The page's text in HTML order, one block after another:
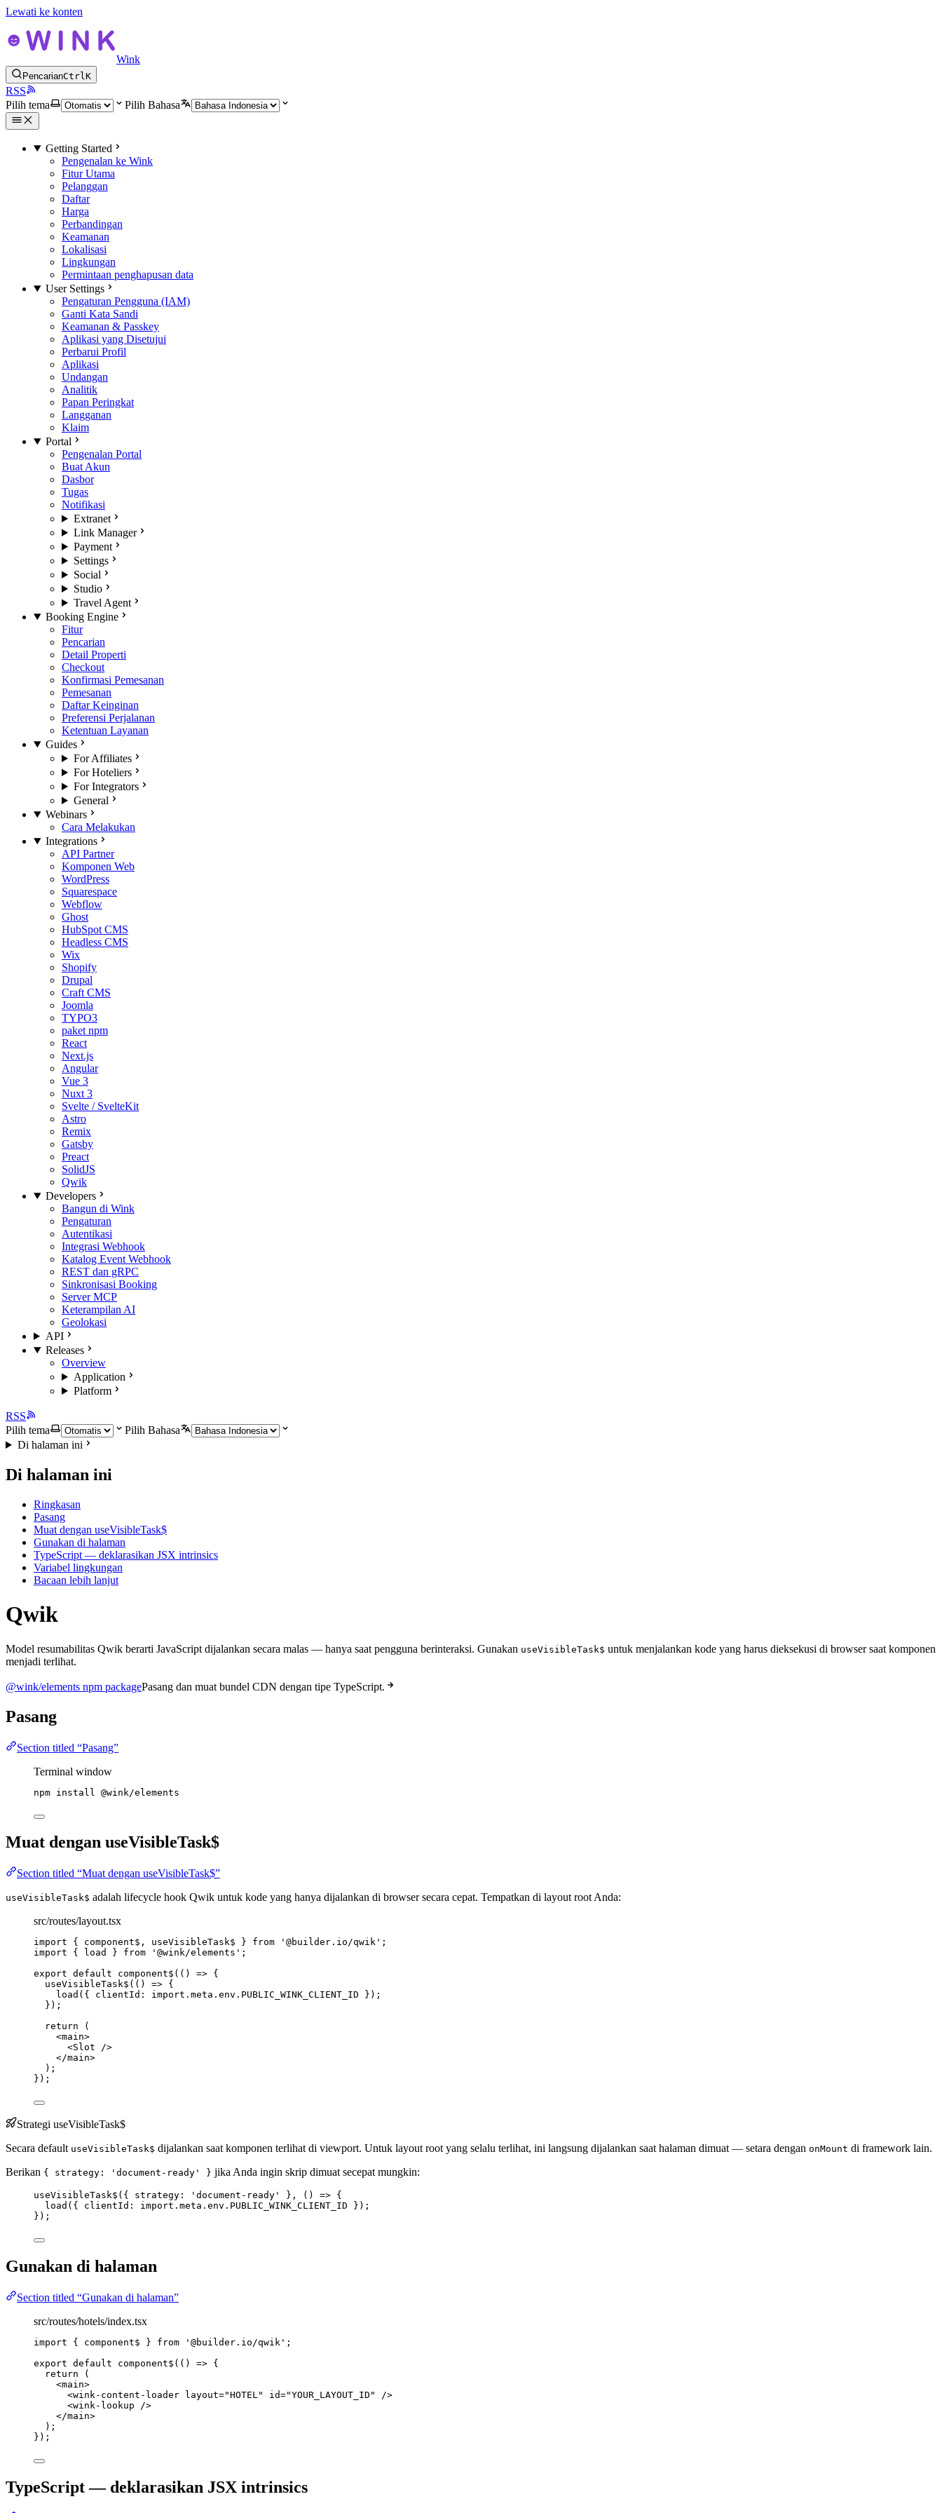
Lewati ke konten
Wink
PencarianCtrlK
RSS
Pilih tema
Pilih Bahasa
Getting Started
Pengenalan ke Wink
Fitur Utama
Pelanggan
Daftar
Harga
Perbandingan
Keamanan
Lokalisasi
Lingkungan
Permintaan penghapusan data
User Settings
Pengaturan Pengguna (IAM)
Ganti Kata Sandi
Keamanan & Passkey
Aplikasi yang Disetujui
Perbarui Profil
Aplikasi
Undangan
Analitik
Papan Peringkat
Langganan
Klaim
Portal
Pengenalan Portal
Buat Akun
Dasbor
Tugas
Notifikasi
Extranet
Link Manager
Payment
Settings
Social
Studio
Travel Agent
Booking Engine
Fitur
Pencarian
Detail Properti
Checkout
Konfirmasi Pemesanan
Pemesanan
Daftar Keinginan
Preferensi Perjalanan
Ketentuan Layanan
Guides
For Affiliates
For Hoteliers
For Integrators
General
Webinars
Cara Melakukan
Integrations
API Partner
Komponen Web
WordPress
Squarespace
Webflow
Ghost
HubSpot CMS
Headless CMS
Wix
Shopify
Drupal
Craft CMS
Joomla
TYPO3
paket npm
React
Next.js
Angular
Vue 3
Nuxt 3
Svelte / SvelteKit
Astro
Remix
Gatsby
Preact
SolidJS
Qwik
Developers
Bangun di Wink
Pengaturan
Autentikasi
Integrasi Webhook
Katalog Event Webhook
REST dan gRPC
Sinkronisasi Booking
Server MCP
Keterampilan AI
Geolokasi
API
Releases
Overview
Application
Platform
RSS
Pilih tema
Pilih Bahasa
Di halaman ini
Di halaman ini
Ringkasan
Pasang
Muat dengan useVisibleTask$
Gunakan di halaman
TypeScript — deklarasikan JSX intrinsics
Variabel lingkungan
Bacaan lebih lanjut
Qwik
Model resumabilitas Qwik berarti JavaScript dijalankan secara malas — hanya saat pengguna berinteraksi. Gunakan useVisibleTask$ untuk menjalankan kode yang harus dieksekusi di browser saat komponen
menjadi terlihat.
@wink/elements npm packagePasang dan muat bundel CDN dengan tipe TypeScript.
Pasang
Section titled “Pasang”
Terminal window
npm install @wink/elements
Muat dengan useVisibleTask$
Section titled “Muat dengan useVisibleTask$”
useVisibleTask$ adalah lifecycle hook Qwik untuk kode yang hanya dijalankan di browser secara cepat. Tempatkan di layout root Anda:
src/routes/layout.tsx
import { component$, useVisibleTask$ } from ' @builder.io/qwik ' ;
import { load } from ' @wink/elements ' ;
export default component$ ( () => {
useVisibleTask$ ( () => {
load ({ clientId: import. meta . env . PUBLIC_WINK_CLIENT_ID });
});
return (
<main>
<Slot />
</main>
);
});
Strategi useVisibleTask$
Secara default useVisibleTask$ dijalankan saat komponen terlihat di viewport. Untuk layout root yang selalu terlihat, ini langsung dijalankan saat halaman dimuat — setara dengan onMount di framework lain.
Berikan { strategy: 'document-ready' } jika Anda ingin skrip dimuat secepat mungkin:
useVisibleTask$ ({ strategy: ' document-ready ' }, () => {
load ({ clientId: import. meta . env . PUBLIC_WINK_CLIENT_ID });
});
Gunakan di halaman
Section titled “Gunakan di halaman”
src/routes/hotels/index.tsx
import { component$ } from ' @builder.io/qwik ' ;
export default component$ ( () => {
return (
<main>
<wink-content-loader layout="HOTEL" id="YOUR_LAYOUT_ID "
/>
<wink-lookup />
</main>
);
});
TypeScript — deklarasikan JSX intrinsics